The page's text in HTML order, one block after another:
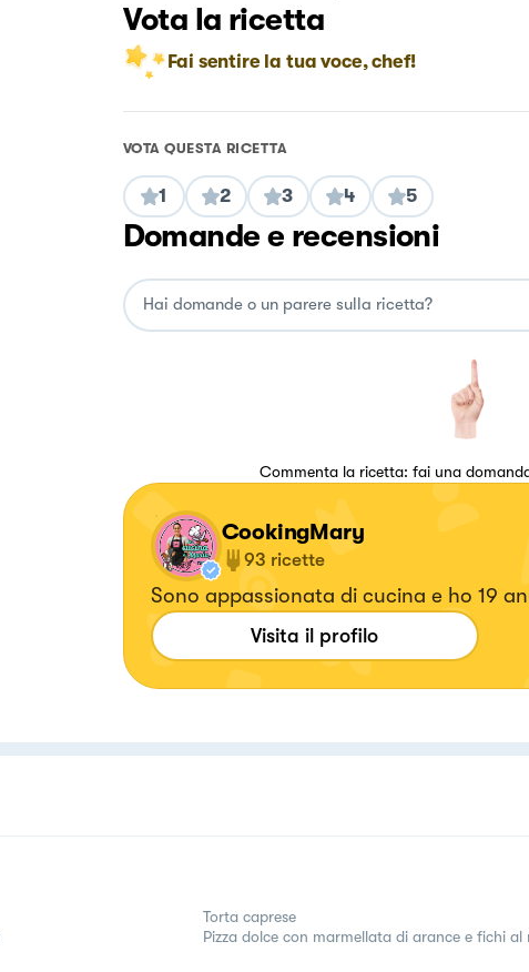
Vota la ricetta
Fai sentire la tua voce, chef!
VOTA QUESTA RICETTA
1 2 3 4 5
Domande e recensioni
Commenta la ricetta: fai una
CookingMary
93 ricette
Sono appassionata di cucina e ho 19
Visita il profilo
Torta caprese
Pizza dolce con marmellata di arance e fichi al